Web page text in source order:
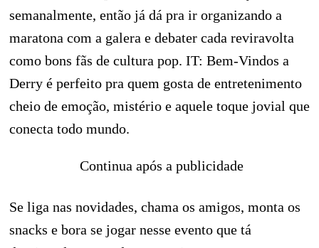
semanalmente, então já dá pra ir organizando a
maratona com a galera e debater cada reviravolta
como bons fãs de cultura pop. IT: Bem-Vindos a
Derry é perfeito pra quem gosta de entretenimento
cheio de emoção, mistério e aquele toque jovial que
conecta todo mundo.
Continua após a publicidade
Se liga nas novidades, chama os amigos, monta os
snacks e bora se jogar nesse evento que tá